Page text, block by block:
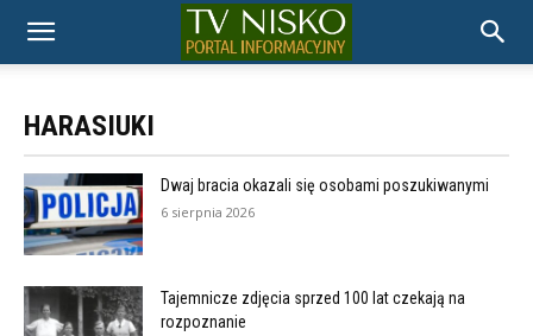
TELEWIZJA
NISKO
HARASIUKI
Dwaj bracia okazali się osobami poszukiwanymi
6 sierpnia 2026
Tajemnicze zdjęcia sprzed 100 lat czekają na
rozpoznanie